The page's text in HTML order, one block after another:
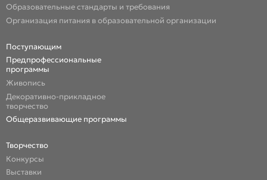
Образовательные стандарты и требования
Организация питания в образовательной организации
Поступающим
Предпрофессиональные
программы
Живопись
Декоративно-прикладное
творчество
Общеразвивающие программы
Творчество
Конкурсы
Выставки